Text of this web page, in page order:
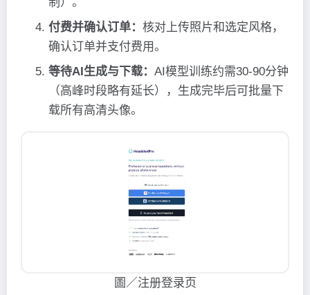
付费并确认订单： 核对上传照片和选定风格，
确认订单并支付费用。
等待AI生成与下载： AI模型训练约需30-90分钟
（高峰时段略有延长），生成完毕后可批量下
载所有高清头像。
圖／注册登录页